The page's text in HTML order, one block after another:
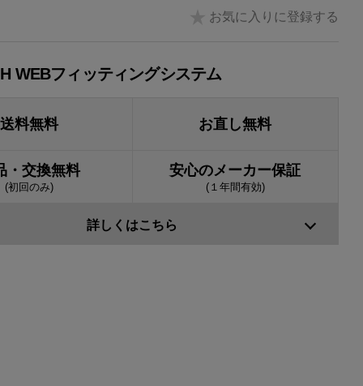
お気に入りに登録する
WEBフィッティングシステム
送料無料 お直し無料
・交換無料
(初回のみ)
安心のメーカー保証
(１年間有効)
詳しくはこちら